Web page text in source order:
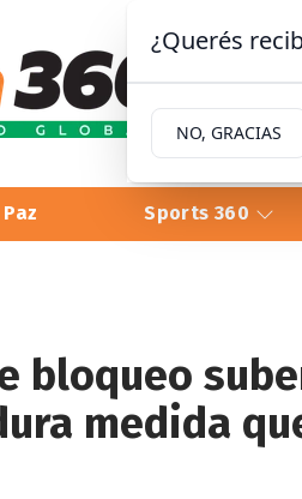
Sports 360
bloqueo
medida
¿Querés
NO, GRACIAS